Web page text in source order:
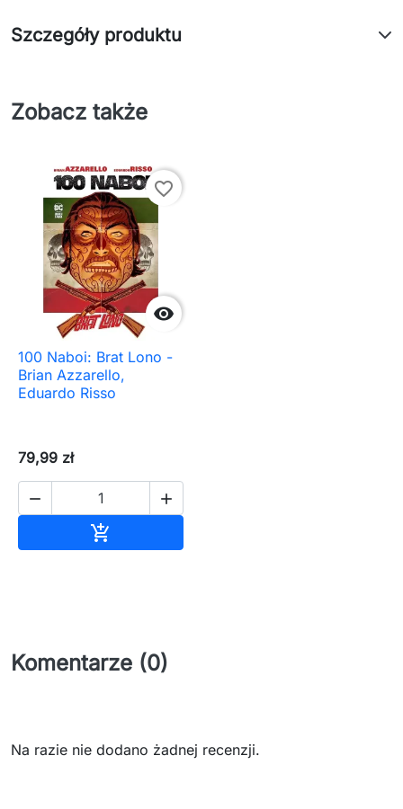
Szczegóły produktu
Zobacz także

favorite_border
100 Naboi: Brat Lono -
Brian Azzarello,
Eduardo Risso
79,99 zł
 

Komentarze (0)
Na razie nie dodano żadnej recenzji.